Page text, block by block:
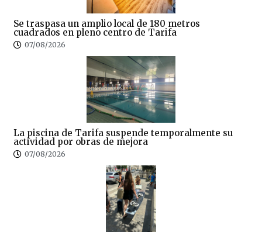
Se traspasa un amplio local de 180 metros
cuadrados en pleno centro de Tarifa
07/08/2026
La piscina de Tarifa suspende temporalmente su
actividad por obras de mejora
07/08/2026